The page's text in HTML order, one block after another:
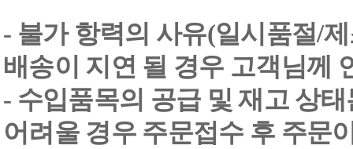
- 불가 항력의 사유(일시품절/
배송이 지연 될 경우 고객님께
- 수입품목의 공급 및 재고 상
어려울 경우 주문접수 후 주문